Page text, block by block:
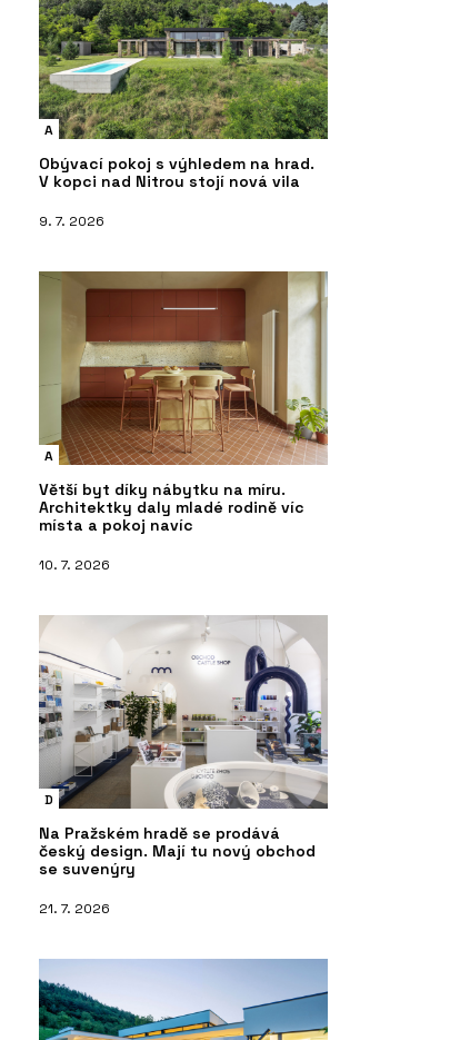
A
Obývací pokoj s výhledem na hrad.
V kopci nad Nitrou stojí nová vila
9. 7. 2026
A
Větší byt díky nábytku na míru.
Architektky daly mladé rodině víc
místa a pokoj navíc
10. 7. 2026
D
Na Pražském hradě se prodává
český design. Mají tu nový obchod
se suvenýry
21. 7. 2026